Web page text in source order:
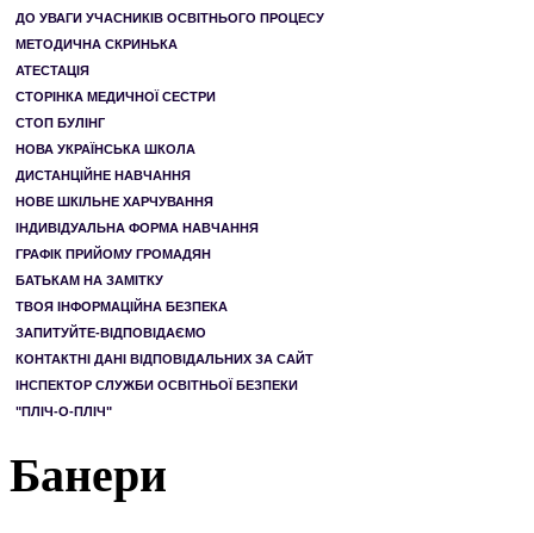
ДО УВАГИ УЧАСНИКІВ ОСВІТНЬОГО ПРОЦЕСУ
МЕТОДИЧНА СКРИНЬКА
АТЕСТАЦІЯ
СТОРІНКА МЕДИЧНОЇ СЕСТРИ
СТОП БУЛІНГ
НОВА УКРАЇНСЬКА ШКОЛА
ДИСТАНЦІЙНЕ НАВЧАННЯ
НОВЕ ШКІЛЬНЕ ХАРЧУВАННЯ
ІНДИВІДУАЛЬНА ФОРМА НАВЧАННЯ
ГРАФІК ПРИЙОМУ ГРОМАДЯН
БАТЬКАМ НА ЗАМІТКУ
ТВОЯ ІНФОРМАЦІЙНА БЕЗПЕКА
ЗАПИТУЙТЕ-ВІДПОВІДАЄМО
КОНТАКТНІ ДАНІ ВІДПОВІДАЛЬНИХ ЗА САЙТ
ІНСПЕКТОР СЛУЖБИ ОСВІТНЬОЇ БЕЗПЕКИ
"ПЛІЧ-О-ПЛІЧ"
Банери